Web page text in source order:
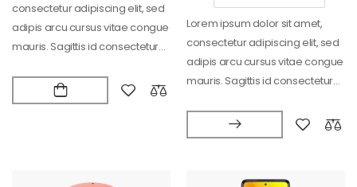
consectetur adipiscing elit, sed
adipis arcu cursus vitae congue
mauris. Sagittis id consectetur
Lorem ipsum dolor sit amet,
consectetur adipiscing elit, sed
adipis arcu cursus vitae congue
mauris. Sagittis id consectetur